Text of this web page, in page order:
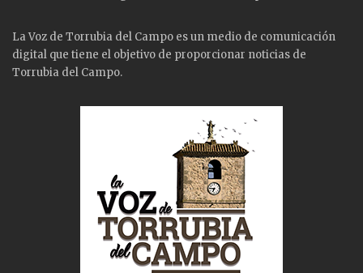
La Voz de Torrubia del Campo es un medio de comunicación
digital que tiene el objetivo de proporcionar noticias de
Torrubia del Campo.